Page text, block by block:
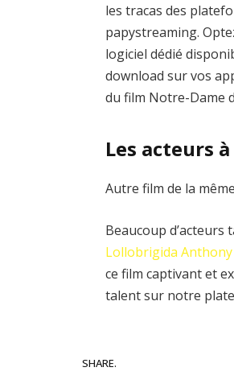
les tracas des
papystreaming.
logiciel dédié
download sur vos
du film Notre-Dame
Les acteurs
Autre film de la
Beaucoup
Lollobrigida
ce film captivant et
talent sur notre
SHARE.